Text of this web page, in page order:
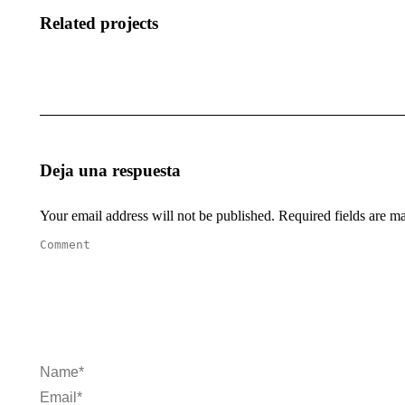
Related projects
Deja una respuesta
Your email address will not be published. Required fields are
Comment
Name *
Email *